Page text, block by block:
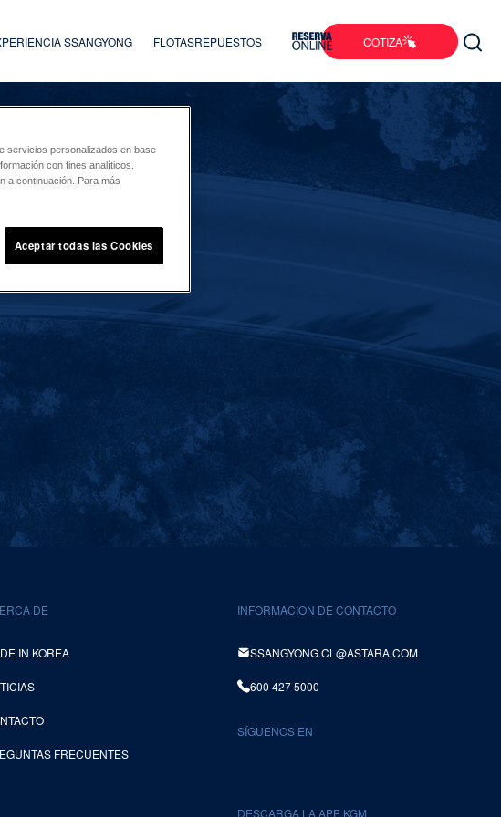
SSANGYONG FLOTASREPUESTOS COTIZA
DE
IN KOREA
FRECUENTES
INFORMACION DE CONTACTO
SSANGYONG.CL@ASTARA.COM
600 427 5000
SÍGUENOS EN
DESCARGA LA APP KGM
servicios personalizados en base
con fines analíticos.
a continuación. Para más
Aceptar todas las Cookies